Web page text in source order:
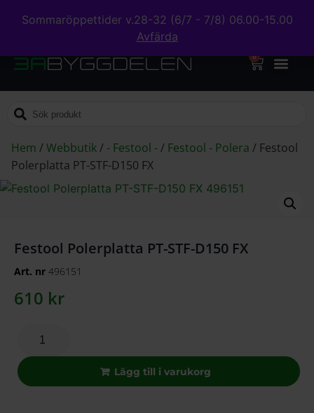
Sommaröppettider v.28-32 (6/7 - 7/8) 06.00-15.00
Avfärda
0
Hem /Webbutik/ - Festool -/ Festool - Polera / Festool
Polerplatta PT-STF-D150 FX
Festool Polerplatta PT-STF-D150 FX
Art. nr 496151
610 kr
Lägg till i varukorg